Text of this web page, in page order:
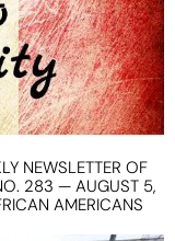
NEWSLETTER OF
283 — AUGUST 5,
AMERICANS